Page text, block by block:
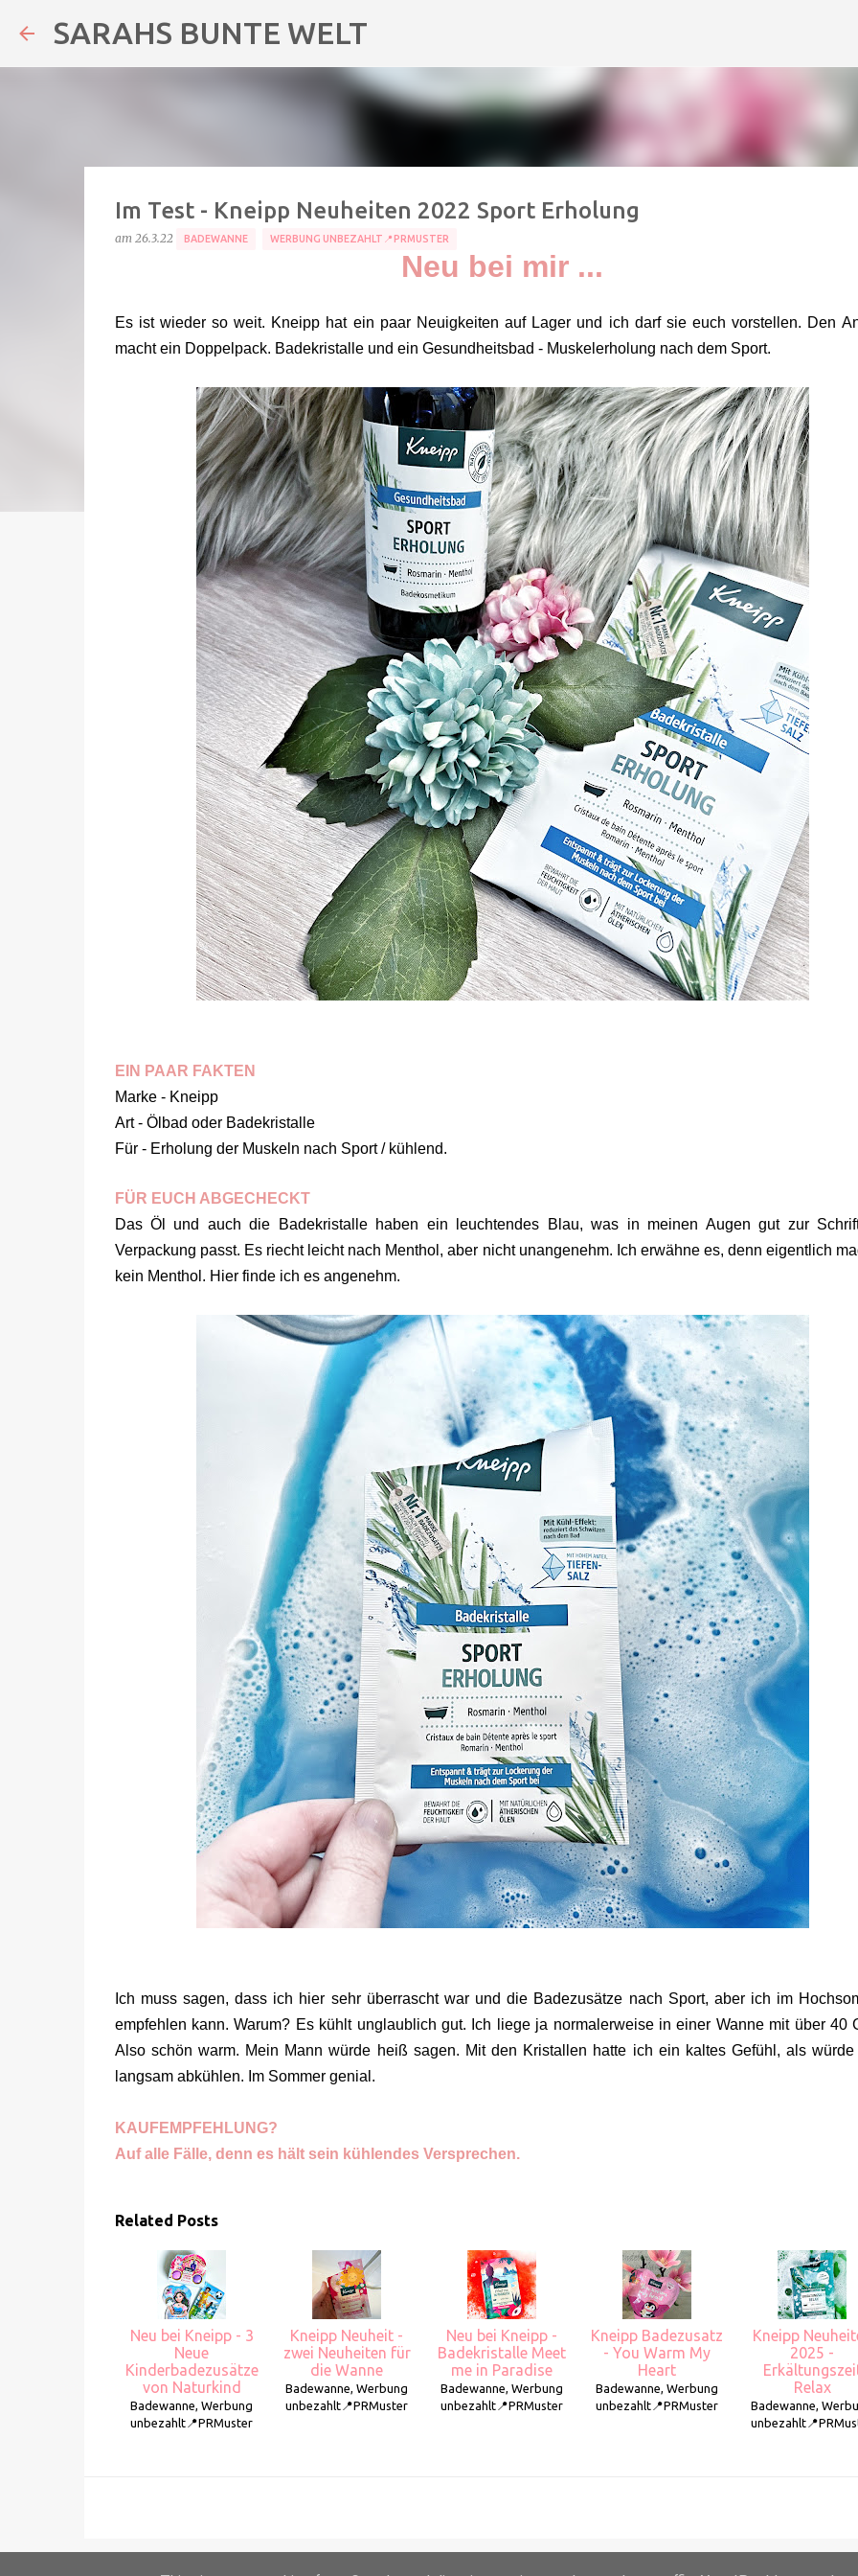
SARAHS BUNTE WELT
Im Test - Kneipp Neuheiten 2022 Sport Erholung
am 26.3.22 BADEWANNE WERBUNG UNBEZAHLT📍PRMUSTER
Neu bei mir ...
Es ist wieder so weit. Kneipp hat ein paar Neuigkeiten auf Lager und ich darf sie euch vorstellen. Den
macht ein Doppelpack. Badekristalle und ein Gesundheitsbad - Muskelerholung nach dem Sport.
EIN PAAR FAKTEN
Marke - Kneipp
Art - Ölbad oder Badekristalle
Für - Erholung der Muskeln nach Sport / kühlend.
FÜR EUCH ABGECHECKT
Das Öl und auch die Badekristalle haben ein leuchtendes Blau, was in meinen Augen gut zur
Verpackung passt. Es riecht leicht nach Menthol, aber nicht unangenehm. Ich erwähne es, denn eigentlich
kein Menthol. Hier finde ich es angenehm.
Ich muss sagen, dass ich hier sehr überrascht war und die Badezusätze nach Sport, aber ich im
empfehlen kann. Warum? Es kühlt unglaublich gut. Ich liege ja normalerweise in einer Wanne mit über 40
Also schön warm. Mein Mann würde heiß sagen. Mit den Kristallen hatte ich ein kaltes Gefühl, als würde
langsam abkühlen. Im Sommer genial.
KAUFEMPFEHLUNG?
Auf alle Fälle, denn es hält sein kühlendes Versprechen.
Related Posts
Neu bei Kneipp - 3
Neue
Kinderbadezusätze
von Naturkind
Badewanne, Werbung
unbezahlt📍PRMuster
Kneipp Neuheit -
zwei Neuheiten für
die Wanne
Badewanne, Werbung
unbezahlt📍PRMuster
Neu bei Kneipp -
Badekristalle Meet
me in Paradise
Badewanne, Werbung
unbezahlt📍PRMuster
Kneipp Badezusatz
- You Warm My
Heart
Badewanne, Werbung
unbezahlt📍PRMuster
Kneipp
2025 -
Relax
Badewanne,